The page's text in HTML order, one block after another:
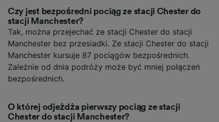
Czy jest bezpośredni pociąg ze stacji Chester do
stacji Manchester?
Tak, można przejechać ze stacji Chester do stacji
Manchester bez przesiadki. Ze stacji Chester do stacji
Manchester kursuje 87 pociągów bezpośrednich.
Zależnie od dnia podróży może być mniej połączeń
bezpośrednich.
O której odjeżdża pierwszy pociąg ze stacji
Chester do stacji Manchester?